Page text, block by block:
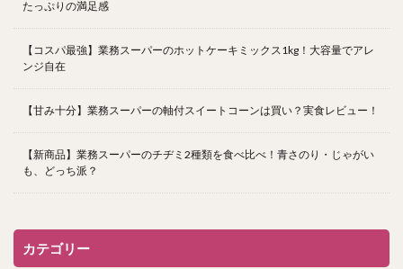
たっぷりの満足感
【コスパ最強】業務スーパーのホットケーキミックス1kg！大容量でアレ
ンジ自在
【甘み十分】業務スーパーの軸付スイートコーンは買い？実食レビュー！
【新商品】業務スーパーのチヂミ2種類を食べ比べ！青さのり・じゃがい
も、どっち派？
カテゴリー